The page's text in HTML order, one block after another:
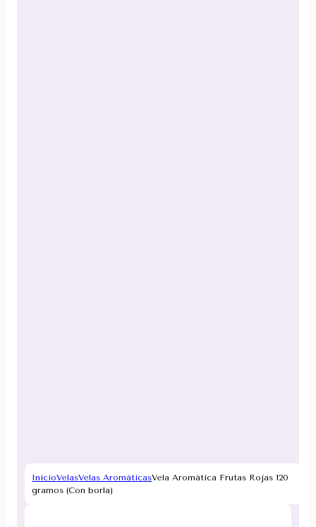
InicioVelasVelas AromáticasVela Aromática Frutas Rojas 120
gramos (Con borla)